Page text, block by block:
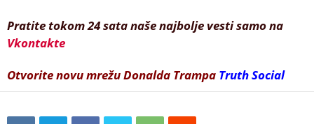
Pratite tokom 24 sata naše najbolje vesti samo na
Vkontakte
Otvorite novu mrežu Donalda Trampa Truth Social